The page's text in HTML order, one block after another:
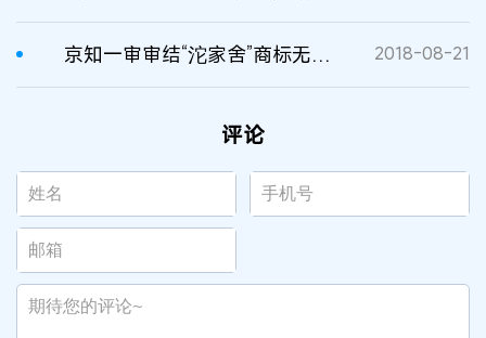
京知一审审结“沱家舍”商标无效行政纠纷案 2018-08-21
评论